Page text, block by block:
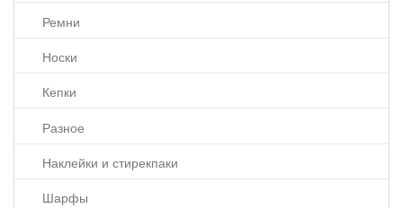
Ремни
Носки
Кепки
Разное
Наклейки и стирекпаки
Шарфы